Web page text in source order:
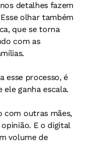
detalhes fazem
olhar também
que se torna
com as
esse processo, é
ganha escala.
com outras mães,
E o digital
volume de